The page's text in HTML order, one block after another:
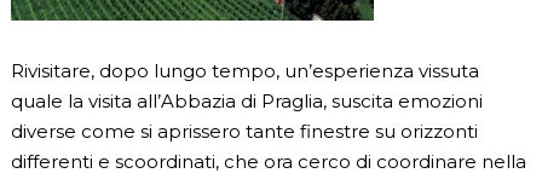
Rivisitare, dopo lungo tempo, un’esperienza vissuta
quale la visita all’Abbazia di Praglia, suscita emozioni
diverse come si aprissero tante finestre su orizzonti
differenti e scoordinati, che ora cerco di coordinare nella